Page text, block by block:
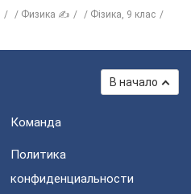
Физика ✍
Фiзика, 9 клас
В начало
Команда
Политика
конфиденциальности